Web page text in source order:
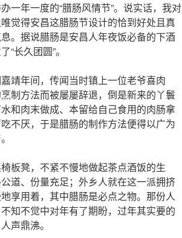
一年一度的“腊肠风情节”。说实话，我对
觉得安昌这腊肠节设计的恰到好处且真
。据说腊肠是安昌人年夜饭必备的下酒
“长久团圆”。
靖年间，传闻当时镇上一位老爷喜肉
制方法而被屡屡辞退，倒是新来的丫鬟
和肉末做成、本留给自己食用的肉肠拿
不厌，于是腊肠的制作方法便得以广为
板凳，不紧不慢地做起茶点酒饭的生
道、份量充足；外乡人就在这一派拥挤
享用着，其中腊肠是必点之物。那份人
知不觉中对年有了期盼，过年其实要的
人声鼎沸。